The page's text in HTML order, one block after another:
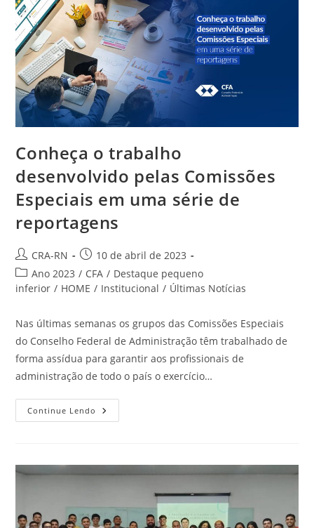
Conheça o trabalho
desenvolvido pelas Comissões
Especiais em uma série de
reportagens
Autor
do
post:
CRA-RN
Post
publicado:
10 de abril de 2023
Categoria
do
Ano 2023 / CFA / Destaque pequeno
inferior / HOME / Institucional / Últimas Notícias
Nas últimas semanas os grupos das Comissões Especiais
do Conselho Federal de Administração têm trabalhado de
forma assídua para garantir aos profissionais de
administração de todo o país o exercício…
Continue Lendo Conheça
O
Especiais
Em
De
Reportagens